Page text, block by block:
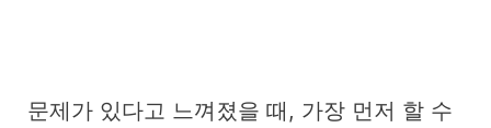
문제가 있다고 느껴졌을 때, 가장 먼저 할 수